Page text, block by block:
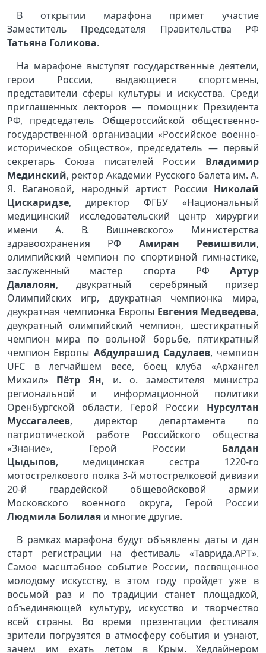
В открытии марафона примет участие
Заместитель Председателя Правительства РФ
Татьяна Голикова.
На марафоне выступят государственные деятели,
герои России, выдающиеся спортсмены,
представители сферы культуры и искусства. Среди
приглашенных лекторов — помощник Президента
РФ, председатель Общероссийской общественно-
государственной организации «Российское военно-
историческое общество», председатель — первый
секретарь Союза писателей России Владимир
Мединский, ректор Академии Русского балета им. А.
Я. Вагановой, народный артист России Николай
Цискаридзе, директор ФГБУ «Национальный
медицинский исследовательский центр хирургии
имени А. В. Вишневского» Министерства
здравоохранения РФ Амиран Ревишвили,
олимпийский чемпион по спортивной гимнастике,
заслуженный мастер спорта РФ Артур
Далалоян, двукратный серебряный призер
Олимпийских игр, двукратная чемпионка мира,
двукратная чемпионка Европы Евгения Медведева,
двукратный олимпийский чемпион, шестикратный
чемпион мира по вольной борьбе, пятикратный
чемпион Европы Абдулрашид Садулаев, чемпион
UFC в легчайшем весе, боец клуба «Архангел
Михаил» Пётр Ян,
и. о. заместителя министра
региональной и информационной политики
Оренбургской области, Герой России Нурсултан
Муссагалеев, директор департамента по
патриотической работе Российского общества
«Знание», Герой России Балдан
Цыдыпов, медицинская сестра 1220-го
мотострелкового полка 3-й мотострелковой дивизии
20-й гвардейской общевойсковой армии
Московского военного округа, Герой России
Людмила Болилая и многие другие.
В рамках марафона будут объявлены даты и дан
старт регистрации на фестиваль «Таврида.АРТ».
Самое масштабное событие России, посвященное
молодому искусству, в этом году пройдет уже в
восьмой раз и по традиции станет площадкой,
объединяющей культуру, искусство и творчество
всей страны. Во время презентации фестиваля
зрители погрузятся в атмосферу события и узнают,
зачем им ехать летом в Крым. Хедлайнером